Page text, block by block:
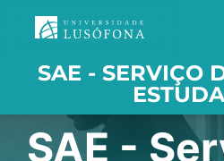
SAE - SERVIÇO
SAE -